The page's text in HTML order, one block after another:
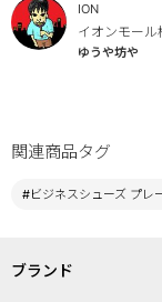
ION
イオンモール
ゆうや坊や
関連商品タグ
#ビジネスシューズ プレ
ブランド